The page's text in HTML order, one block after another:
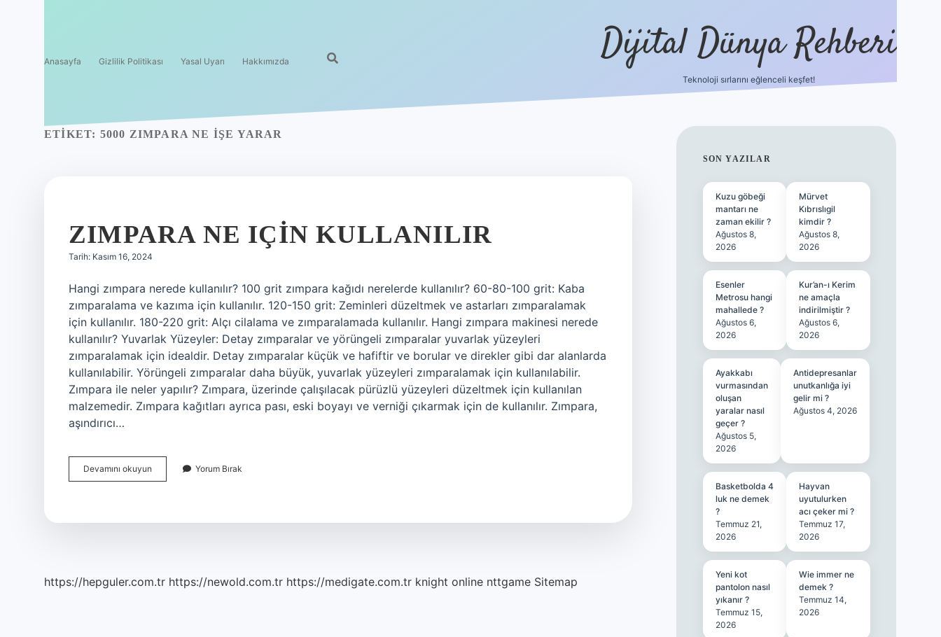
Anasayfa Gizlilik Politikası Yasal Uyarı Hakkımızda Dijital Dünya Rehberi
Teknoloji sırlarını eğlenceli keşfet!
ETIKET: 5000 ZIMPARA NE IŞE YARAR
ZIMPARA NE IÇIN KULLANILIR
Tarih: Kasım 16, 2024
Hangi zımpara nerede kullanılır? 100 grit zımpara kağıdı nerelerde kullanılır? 60-80-100 grit: Kaba
zımparalama ve kazıma için kullanılır. 120-150 grit: Zeminleri düzeltmek ve astarları zımparalamak
için kullanılır. 180-220 grit: Alçı cilalama ve zımparalamada kullanılır. Hangi zımpara makinesi nerede
kullanılır? Yuvarlak Yüzeyler: Detay zımparalar ve yörüngeli zımparalar yuvarlak yüzeyleri
zımparalamak için idealdir. Detay zımparalar küçük ve hafiftir ve borular ve direkler gibi dar alanlarda
kullanılabilir. Yörüngeli zımparalar daha büyük, yuvarlak yüzeyleri zımparalamak için kullanılabilir.
Zımpara ile neler yapılır? Zımpara, üzerinde çalışılacak pürüzlü yüzeyleri düzeltmek için kullanılan
malzemedir. Zımpara kağıtları ayrıca pası, eski boyayı ve verniği çıkarmak için de kullanılır. Zımpara,
aşındırıcı…
Devamını okuyun Zımpara
Ne
Yorum Bırak
https://hepguler.com.tr https://newold.com.tr https://medigate.com.tr knight online nttgame Sitemap
SIDEBAR
SON YAZILAR
Kuzu göbeği
mantarı ne
zaman ekilir ?
Ağustos 8,
2026
Mürvet
Kıbrıslıgil
kimdir ?
Ağustos 8,
2026
Esenler
Metrosu hangi
mahallede ?
Ağustos 6,
2026
Kur’an-ı Kerim
ne amaçla
indirilmiştir ?
Ağustos 6,
2026
Ayakkabı
vurmasından
oluşan
yaralar nasıl
geçer ?
Ağustos 5,
2026
Antidepresanlar
unutkanlığa iyi
gelir mi ?
Ağustos 4, 2026
Basketbolda 4
luk ne demek
?
Temmuz 21,
2026
Hayvan
uyutulurken
acı çeker mi ?
Temmuz 17,
2026
Yeni kot
pantolon nasıl
yıkanır ?
Temmuz 15,
2026
Wie immer ne
demek ?
Temmuz 14,
2026
tulipbet güncel